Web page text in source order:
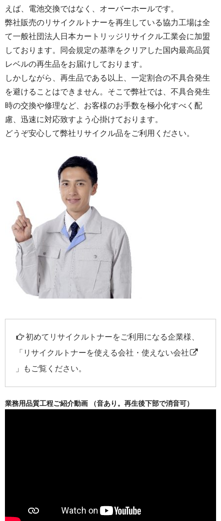
えば、電池交換ではなく、オーバーホールです。
弊社販売のリサイクルトナーを再生している協力工場は全
て一般社団法人日本カートリッジリサイクル工業会に加盟
しております。同会規定の基準をクリアした国内最高品質
レベルの再生品をお届けしております。
しかしながら、再生品である以上、一定割合の不具合発生
を避けることはできません。そこで弊社では、不具合発生
時の交換や修理など、お客様のお手数を極小化すべく配
慮、迅速に対応致すよう心掛けております。
どうぞ安心して弊社リサイクル品をご利用ください。
初めてリサイクルトナーをご利用になる企業様、
「 リサイクルトナーを使える会社・使えない会社
」もご覧ください。
業務用品質工程ご紹介動画 （音あり。再生後下部で消音可）